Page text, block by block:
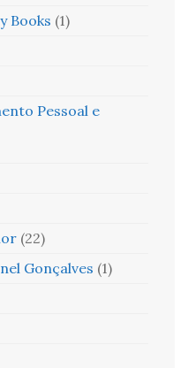
Books (1)
Pessoal e
(22)
Gonçalves (1)